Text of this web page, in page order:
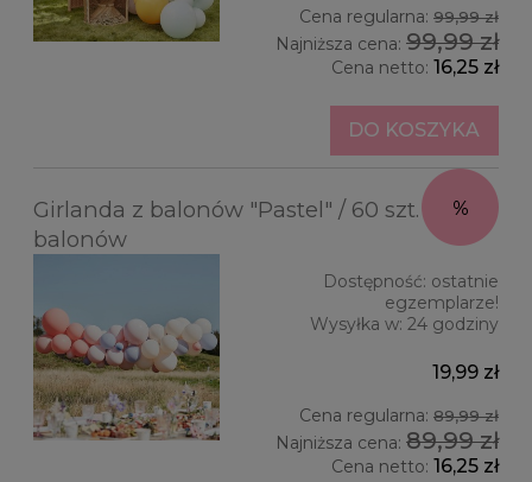
Cena regularna: 99,99 zł
Najniższa cena: 99,99 zł
Cena netto: 16,25 zł
DO KOSZYKA
Girlanda z balonów "Pastel" / 60 szt.
balonów
Dostępność: ostatnie
egzemplarze!
Wysyłka w: 24 godziny
19,99 zł
Cena regularna: 89,99 zł
Najniższa cena: 89,99 zł
Cena netto: 16,25 zł